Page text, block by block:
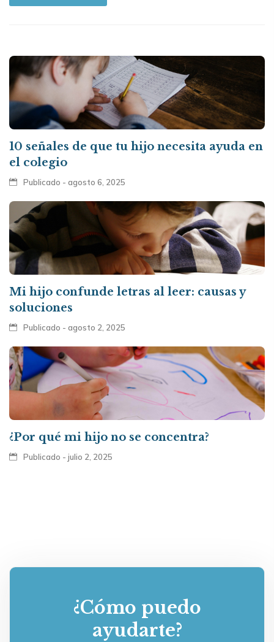
10 señales de que tu hijo necesita ayuda en
el colegio
Publicado - agosto 6, 2025
Mi hijo confunde letras al leer: causas y
soluciones
Publicado - agosto 2, 2025
¿Por qué mi hijo no se concentra?
Publicado - julio 2, 2025
¿Cómo puedo
ayudarte?